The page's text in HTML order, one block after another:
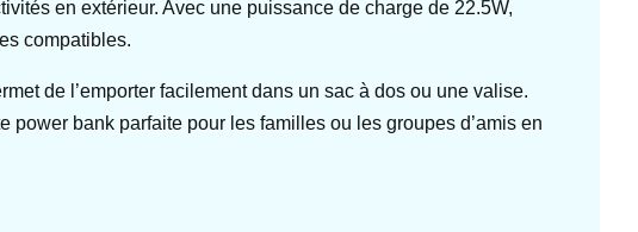
en extérieur. Avec une puissance de charge de 22.5W,
compatibles.
de l’emporter facilement dans un sac à dos ou une valise.
bank parfaite pour les familles ou les groupes d’amis en